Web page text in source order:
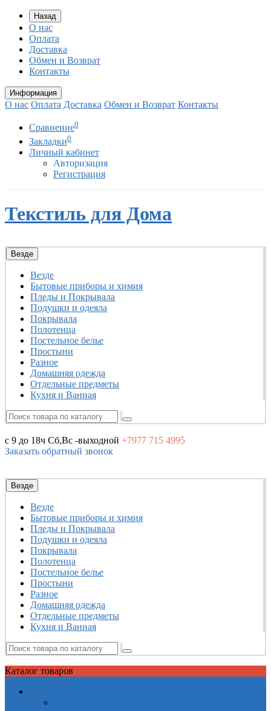
Назад
О нас
Оплата
Доставка
Обмен и Возврат
Контакты
Информация
О нас Оплата Доставка Обмен и Возврат Контакты
Сравнение0
Закладки0
Личный кабинет
Авторизация
Регистрация
Текстиль для Дома
Везде
Везде
Бытовые приборы и химия
Пледы и Покрывала
Подушки и одеяла
Покрывала
Полотенца
Постельное белье
Простыни
Разное
Домашняя одежда
Отдельные предметы
Кухня и Ванная
с 9 до 18ч Сб,Вс -выходной +7977 715 4995
Заказать обратный звонок
Везде
Везде
Бытовые приборы и химия
Пледы и Покрывала
Подушки и одеяла
Покрывала
Полотенца
Постельное белье
Простыни
Разное
Домашняя одежда
Отдельные предметы
Кухня и Ванная
Каталог товаров